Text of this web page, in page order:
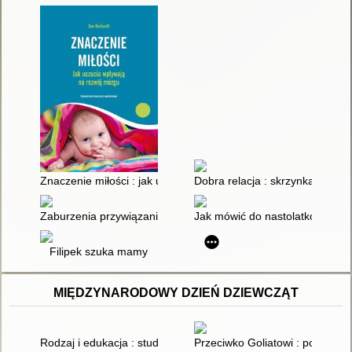
Znaczenie miłości : jak uczucia wpływają na rozwój mózgu
Dobra relacja : skrzynka z
Zaburzenia przywiązania u dzieci i młodzieży : poradnik dla
Jak mówić do nastolatków żeby
Filipek szuka mamy
MIĘDZYNARODOWY DZIEŃ DZIEWCZĄT
Rodzaj i edukacja : studium fenomenograficzne z
Przeciwko Goliatowi :